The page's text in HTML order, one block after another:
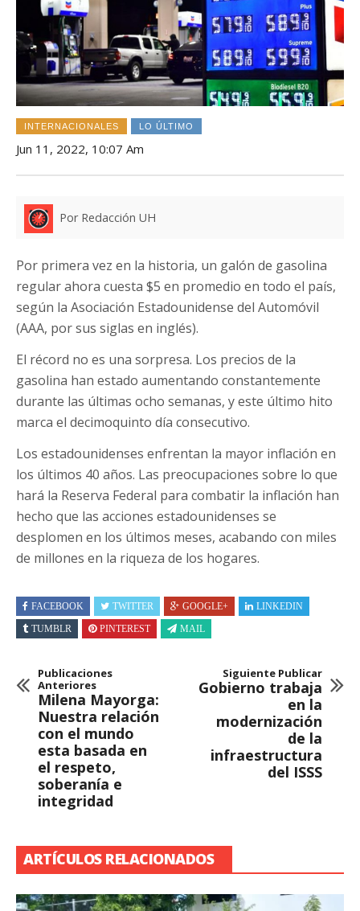
INTERNACIONALES LO ÚLTIMO
Jun 11, 2022, 10:07 Am
Por Redacción UH
Por primera vez en la historia, un galón de gasolina
regular ahora cuesta $5 en promedio en todo el país,
según la Asociación Estadounidense del Automóvil
(AAA, por sus siglas en inglés).
El récord no es una sorpresa. Los precios de la
gasolina han estado aumentando constantemente
durante las últimas ocho semanas, y este último hito
marca el decimoquinto día consecutivo.
Los estadounidenses enfrentan la mayor inflación en
los últimos 40 años. Las preocupaciones sobre lo que
hará la Reserva Federal para combatir la inflación han
hecho que las acciones estadounidenses se
desplomen en los últimos meses, acabando con miles
de millones en la riqueza de los hogares.
FACEBOOK TWITTER GOOGLE+
LINKEDIN
TUMBLR
PINTEREST MAIL
Publicaciones
Anteriores
Milena Mayorga:
Nuestra relación
con el mundo
esta basada en
el respeto,
soberanía e
integridad
Siguiente Publicar
Gobierno trabaja
en la
modernización
de la
infraestructura
del ISSS
ARTÍCULOS RELACIONADOS